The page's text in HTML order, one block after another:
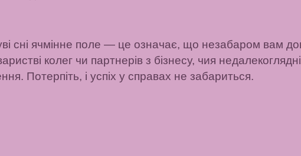
сні ячмінне поле — це означає, що незабаром вам
колег чи партнерів з бізнесу, чия
Потерпіть, і успіх у справах не забариться.